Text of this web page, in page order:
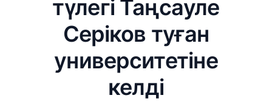
түлегі Таңсауле
Серіков туған
университетіне
келді